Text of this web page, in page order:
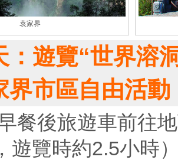
袁家界
：遊覽“世界溶
界市區自由活動
餐後旅遊車前往
遊覽時約2.5小時